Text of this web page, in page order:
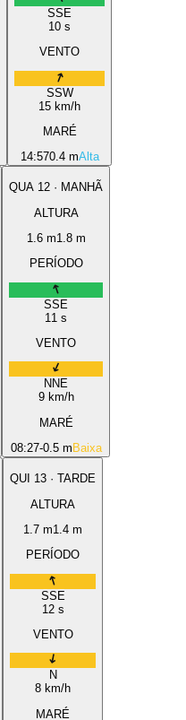
SSE
10 s
VENTO
SSW
15 km/h
MARÉ
14:570.4 mAlta
QUA 12 · MANHÃ
ALTURA
1.6m1.8m
PERÍODO
SSE
11 s
VENTO
NNE
9km/h
MARÉ
08:27-0.5 m Baixa
QUI 13 · TARDE
ALTURA
1.7 m1.4 m
PERÍODO
SSE
12s
VENTO
N
8 km/h
MARÉ